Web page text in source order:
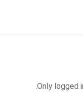
Only logged